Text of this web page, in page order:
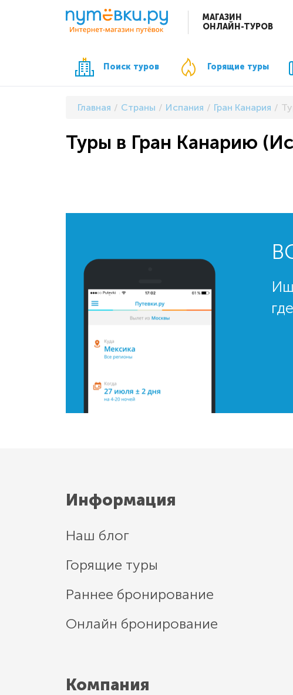
МАГАЗИН
ОНЛАЙН-ТУРОВ
Поиск туров Горящие туры
Главная Страны Испания Гран Канария
Туры в Гран Канарию
Информация
Наш блог
Горящие туры
Раннее бронирование
Онлайн бронирование
Компания